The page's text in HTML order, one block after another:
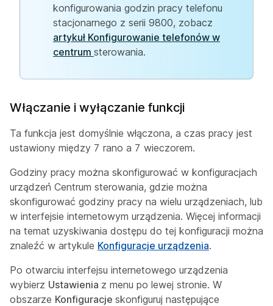
konfigurowania godzin pracy telefonu
stacjonarnego z serii 9800, zobacz
artykuł Konfigurowanie telefonów w
centrum sterowania.
Włączanie i wyłączanie funkcji
Ta funkcja jest domyślnie włączona, a czas pracy jest
ustawiony między 7 rano a 7 wieczorem.
Godziny pracy można skonfigurować w konfiguracjach
urządzeń Centrum sterowania, gdzie można
skonfigurować godziny pracy na wielu urządzeniach, lub
w interfejsie internetowym urządzenia. Więcej informacji
na temat uzyskiwania dostępu do tej konfiguracji można
znaleźć w artykule Konfiguracje urządzenia.
Po otwarciu interfejsu internetowego urządzenia
wybierz Ustawienia z menu po lewej stronie. W
obszarze Konfiguracje skonfiguruj następujące